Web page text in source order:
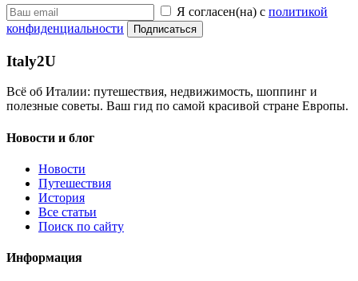
Я согласен(на) с политикой
конфиденциальности
Подписаться
Italy2U
Всё об Италии: путешествия, недвижимость, шоппинг и
полезные советы. Ваш гид по самой красивой стране Европы.
Новости и блог
Новости
Путешествия
История
Все статьи
Поиск по сайту
Информация